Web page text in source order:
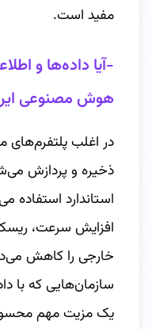
مفید است.
-آیا داده‌ها و
هوش مصنوعی
در اغلب پلتفرم‌های
ذخیره و پردازش
استاندارد استفاده
افزایش سرعت،
خارجی را کاهش
سازمان‌هایی که با
یک مزیت مهم